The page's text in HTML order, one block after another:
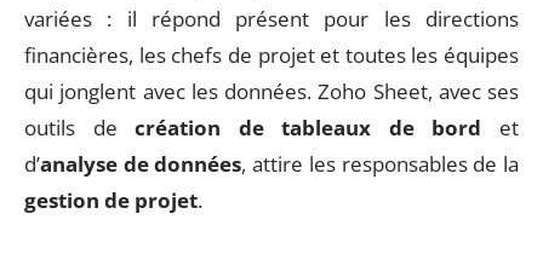
variées : il répond présent pour les directions
financières, les chefs de projet et toutes les équipes
qui jonglent avec les données. Zoho Sheet, avec ses
outils decréation de tableaux de bord et
d’analyse de données, attire les responsables de la
gestion de projet.